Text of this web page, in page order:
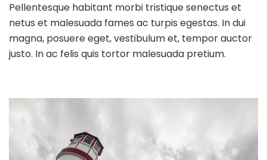
Pellentesque habitant morbi tristique senectus et
netus et malesuada fames ac turpis egestas. In dui
magna, posuere eget, vestibulum et, tempor auctor
justo. In ac felis quis tortor malesuada pretium.